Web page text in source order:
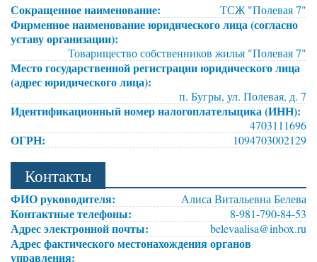
Сокращенное наименование: ТСЖ "Полевая 7"
Фирменное наименование юридического лица (согласно
уставу организации):
Товарищество собственников жилья "Полевая 7"
Место государственной регистрации юридического лица
(адрес юридического лица):
п. Бугры, ул. Полевая, д. 7
Идентификационный номер налогоплательщика (ИНН):
4703111696
ОГРН: 1094703002129
Контакты
ФИО руководителя: Алиса Витальевна Белева
Контактные телефоны: 8-981-790-84-53
Адрес электронной почты: belevaalisa@inbox.ru
Адрес фактического местонахождения органов
управления: